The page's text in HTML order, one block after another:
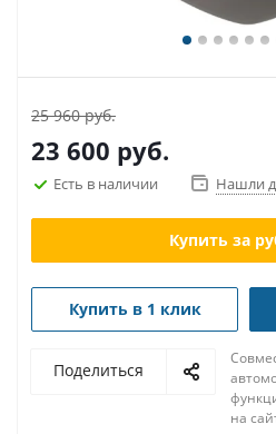
25 960 руб.
23 600 руб.
Есть в наличии Нашли
Купить за
Купить в 1 клик
Поделиться
на